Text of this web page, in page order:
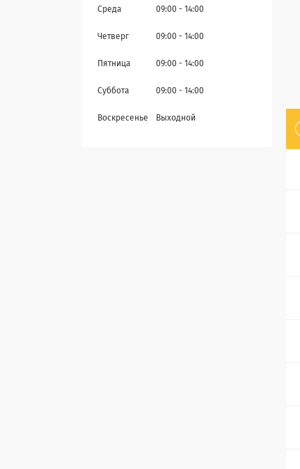
Среда 09:00 14:00
Четверг 09:00 14:00
Пятница 09:00 14:00
Суббота 09:00 14:00
Воскресенье Выходной